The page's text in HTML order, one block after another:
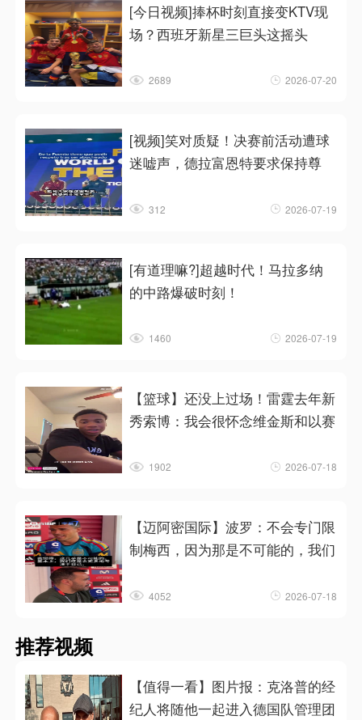
[今日视频]捧杯时刻直接变KTV现
场？西班牙新星三巨头这摇头
2689 2026-07-20
[视频]笑对质疑！决赛前活动遭球
迷嘘声，德拉富恩特要求保持尊
312 2026-07-19
[有道理嘛?]超越时代！马拉多纳
的中路爆破时刻！
1460 2026-07-19
【篮球】还没上过场！雷霆去年新
秀索博：我会很怀念维金斯和以赛
1902 2026-07-18
【迈阿密国际】波罗：不会专门限
制梅西，因为那是不可能的，我们
4052 2026-07-18
推荐视频
【值得一看】图片报：克洛普的经
纪人将随他一起进入德国队管理团